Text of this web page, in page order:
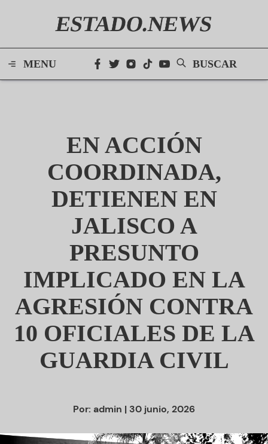
ESTADO.NEWS
MENU BUSCAR
EN ACCIÓN
COORDINADA,
DETIENEN EN
JALISCO A
PRESUNTO
IMPLICADO EN LA
AGRESIÓN CONTRA
10 OFICIALES DE LA
GUARDIA CIVIL
Por: admin | 30 junio, 2026